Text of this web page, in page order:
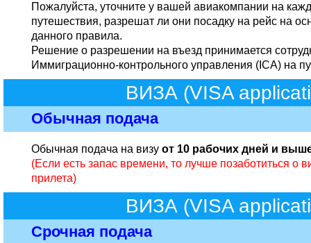
Пожалуйста, уточните у вашей авиакомпании на
путешествия, разрешат ли они посадку на рейс на
данного правила.
Решение о разрешении на въезд принимается
Иммиграционно-контрольного управления (ICA) на
ВИЗА (VISA
Обычная подача
Обычная подача на визу от 10 рабочих дней и
(Если есть запас времени, то лучше позаботиться о
прилета)
ВИЗА (VISA
Срочная подача